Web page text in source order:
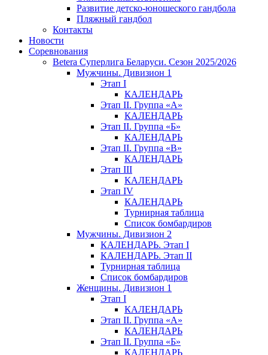
Развитие детско-юношеского гандбола
Пляжный гандбол
Контакты
Новости
Соревнования
Betera Суперлига Беларуси. Сезон 2025/2026
Мужчины. Дивизион 1
Этап I
КАЛЕНДАРЬ
Этап II. Группа «А»
КАЛЕНДАРЬ
Этап II. Группа «Б»
КАЛЕНДАРЬ
Этап II. Группа «В»
КАЛЕНДАРЬ
Этап III
КАЛЕНДАРЬ
Этап IV
КАЛЕНДАРЬ
Турнирная таблица
Список бомбардиров
Мужчины. Дивизион 2
КАЛЕНДАРЬ. Этап I
КАЛЕНДАРЬ. Этап II
Турнирная таблица
Список бомбардиров
Женщины. Дивизион 1
Этап I
КАЛЕНДАРЬ
Этап II. Группа «А»
КАЛЕНДАРЬ
Этап II. Группа «Б»
КАЛЕНДАРЬ